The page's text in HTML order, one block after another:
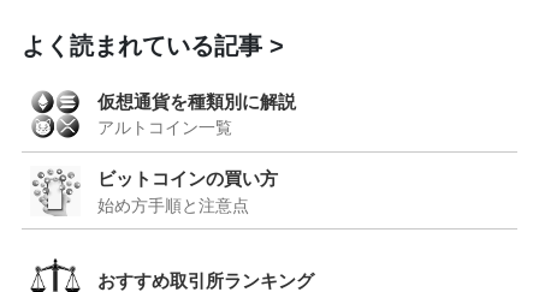
よく読まれている記事
仮想通貨を種類別に解説
アルトコイン一覧
ビットコインの買い方
始め方手順と注意点
おすすめ取引所ランキング